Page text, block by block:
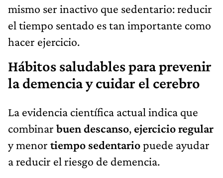
mismo ser inactivo que sedentario: reducir
el tiempo sentado es tan importante como
hacer ejercicio.
Hábitos saludables para prevenir
la demencia y cuidar el cerebro
La evidencia científica actual indica que
combinar buen descanso, ejercicio regular
y menor tiempo sedentariopuede ayudar
a reducir el riesgo de demencia.